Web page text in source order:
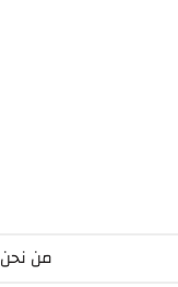
من نحن